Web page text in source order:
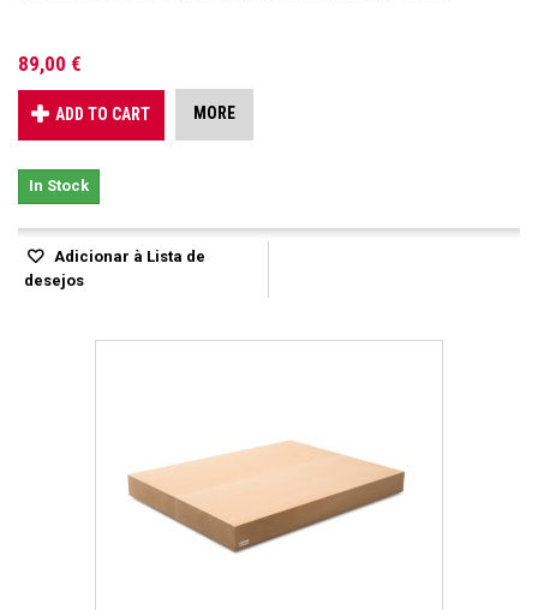
89,00 €
ADD TO CART MORE
In Stock
Adicionar à Lista de
desejos